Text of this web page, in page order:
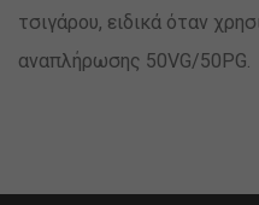
τσιγάρου, ειδικά όταν
αναπλήρωσης 50VG/50PG.